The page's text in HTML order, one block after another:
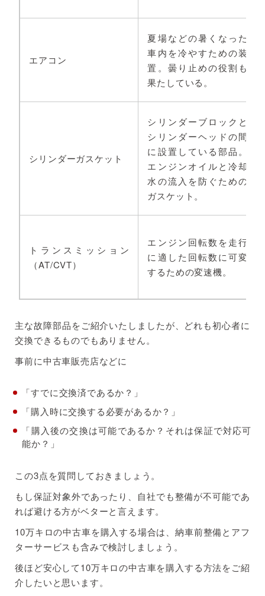
エアコン
夏場などの暑くなった
車内を冷やすための装
置。曇り止めの役割も
果たしている。
シリンダーガスケット
シリンダーブロックと
シリンダーヘッドの間
に設置している部品。
エンジンオイルと冷却
水の流入を防ぐための
ガスケット。
トランスミッション
（AT/CVT）
エンジン回転数を走行
に適した回転数に可変
するための変速機。
主な故障部品をご紹介いたしましたが、どれも初心者に
交換できるものでもありません。
事前に中古車販売店などに
「すでに交換済であるか？」
「購入時に交換する必要があるか？」
「購入後の交換は可能であるか？それは保証で対応可
能か？」
この3点を質問しておきましょう。
もし保証対象外であったり、自社でも整備が不可能であ
れば避ける方がベターと言えます。
10万キロの中古車を購入する場合は、納車前整備とアフ
ターサービスも含みで検討しましょう。
後ほど安心して10万キロの中古車を購入する方法をご紹
介したいと思います。